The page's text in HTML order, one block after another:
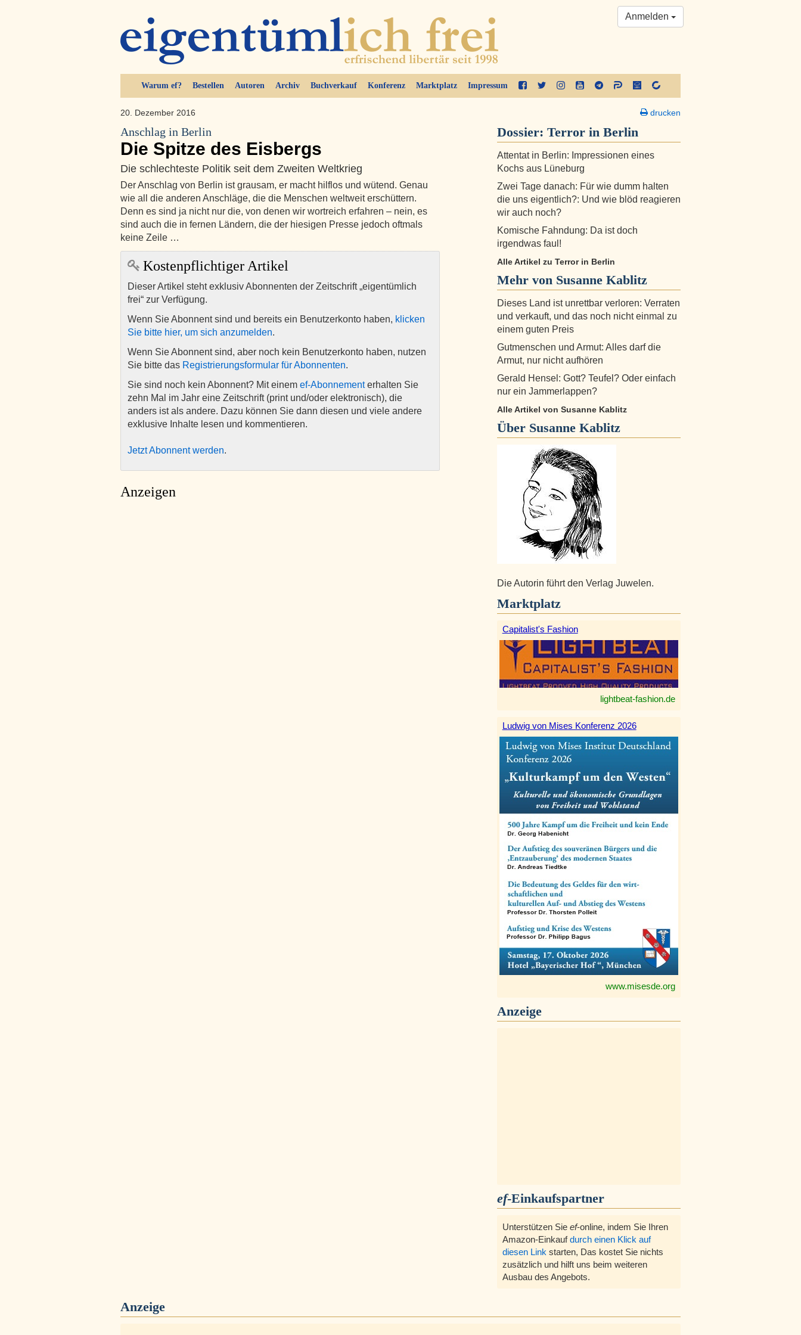
Warum ef? Bestellen Autoren Archiv Buchverkauf Konferenz Marktplatz Impressum
Anmelden
20. Dezember 2016
Anschlag in Berlin
Die Spitze des Eisbergs
Die schlechteste Politik seit dem Zweiten Weltkrieg
Der Anschlag von Berlin ist grausam, er macht hilflos und wütend. Genau
wie all die anderen Anschläge, die die Menschen weltweit erschüttern.
Denn es sind ja nicht nur die, von denen wir wortreich erfahren – nein, es
sind auch die in fernen Ländern, die der hiesigen Presse jedoch oftmals
keine Zeile …
Kostenpflichtiger Artikel
Dieser Artikel steht exklusiv Abonnenten der Zeitschrift „eigentümlich
frei“ zur Verfügung.
Wenn Sie Abonnent sind und bereits ein Benutzerkonto haben, klicken
Sie bitte hier, um sich anzumelden.
Wenn Sie Abonnent sind, aber noch kein Benutzerkonto haben, nutzen
Sie bitte das Registrierungsformular für Abonnenten.
Sie sind noch kein Abonnent? Mit einem ef-Abonnementerhalten Sie
zehn Mal im Jahr eine Zeitschrift (print und/oder elektronisch), die
anders ist als andere. Dazu können Sie dann diesen und viele andere
exklusive Inhalte lesen und kommentieren.
Jetzt Abonnent werden.
Anzeigen
drucken
Dossier: Terror in Berlin
Attentat in Berlin: Impressionen eines
Kochs aus Lüneburg
Zwei Tage danach: Für wie dumm halten
die uns eigentlich?: Und wie blöd reagieren
wir auch noch?
Komische Fahndung: Da ist doch
irgendwas faul!
Alle Artikel zu Terror in Berlin
Mehr von Susanne Kablitz
Dieses Land ist unrettbar verloren: Verraten
und verkauft, und das noch nicht einmal zu
einem guten Preis
Gutmenschen und Armut: Alles darf die
Armut, nur nicht aufhören
Gerald Hensel: Gott? Teufel? Oder einfach
nur ein Jammerlappen?
Alle Artikel von Susanne Kablitz
Über Susanne Kablitz
Die Autorin führt den Verlag Juwelen.
Marktplatz
Capitalist's Fashion
lightbeat-fashion.de
Ludwig von Mises Konferenz 2026
www.misesde.org
Anzeige
ef-Einkaufspartner
Unterstützen Sie ef-online, indem Sie Ihren
Amazon-Einkaufdurch einen Klick auf
diesen Link starten, Das kostet Sie nichts
zusätzlich und hilft uns beim weiteren
Ausbau des Angebots.
Anzeige